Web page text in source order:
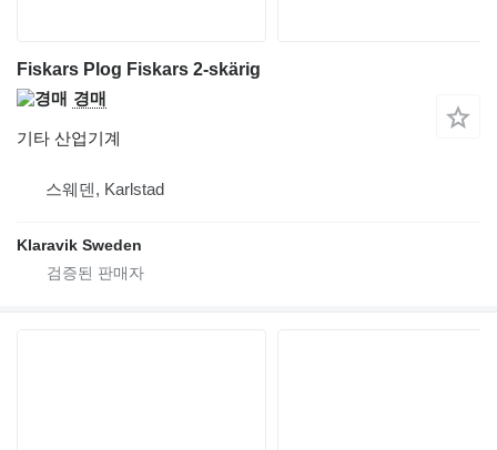
Fiskars Plog Fiskars 2-skärig
경매
기타 산업기계
스웨덴, Karlstad
Klaravik Sweden